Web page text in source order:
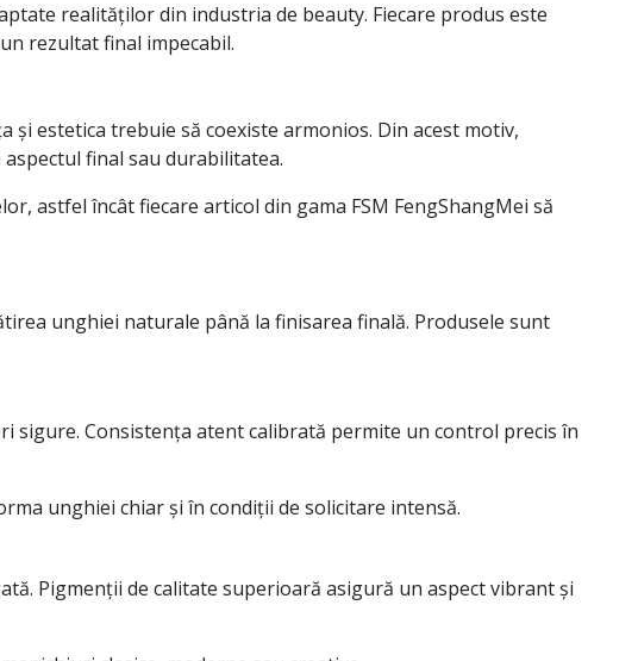
realităților din industria de beauty. Fiecare produs este
rezultat final impecabil.
și estetica trebuie să coexiste armonios. Din acest motiv,
final sau durabilitatea.
astfel încât fiecare articol din gama FSM FengShangMei să
unghiei naturale până la finisarea finală. Produsele sunt
sigure. Consistența atent calibrată permite un control precis în
unghiei chiar și în condiții de solicitare intensă.
Pigmenții de calitate superioară asigură un aspect vibrant și